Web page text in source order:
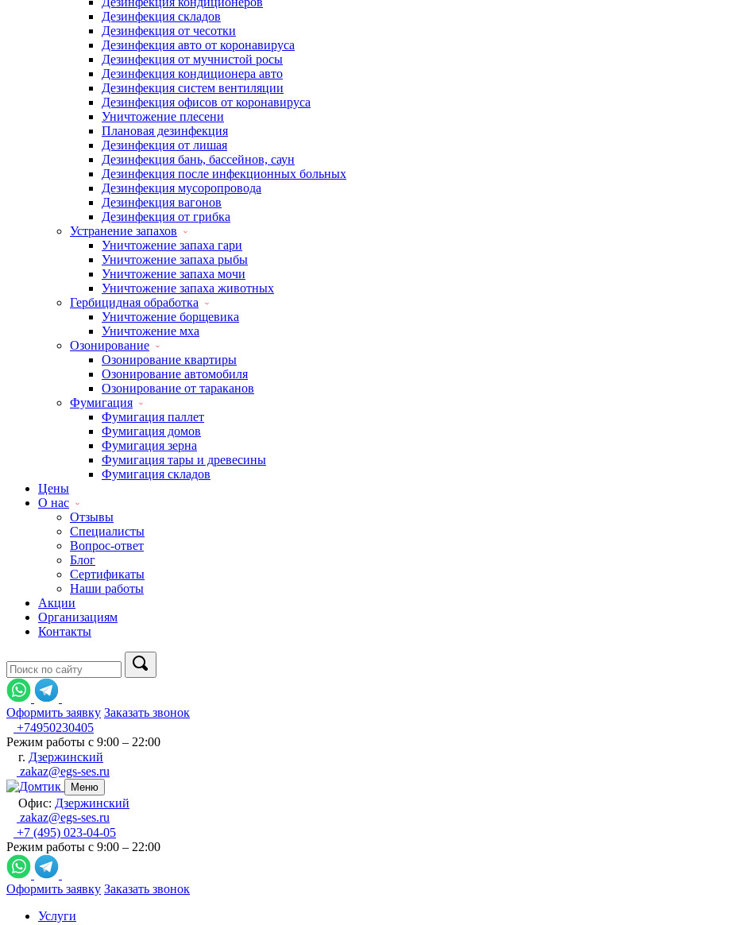
Дезинфекция складов
Дезинфекция от чесотки
Дезинфекция авто от коронавируса
Дезинфекция от мучнистой росы
Дезинфекция кондиционера авто
Дезинфекция систем вентиляции
Дезинфекция офисов от коронавируса
Уничтожение плесени
Плановая дезинфекция
Дезинфекция от лишая
Дезинфекция бань, бассейнов, саун
Дезинфекция после инфекционных больных
Дезинфекция мусоропровода
Дезинфекция вагонов
Дезинфекция от грибка
Устранение запахов
Уничтожение запаха гари
Уничтожение запаха рыбы
Уничтожение запаха мочи
Уничтожение запаха животных
Гербицидная обработка
Уничтожение борщевика
Уничтожение мха
Озонирование
Озонирование квартиры
Озонирование автомобиля
Озонирование от тараканов
Фумигация
Фумигация паллет
Фумигация домов
Фумигация зерна
Фумигация тары и древесины
Фумигация складов
Цены
О нас
Отзывы
Специалисты
Вопрос-ответ
Блог
Сертификаты
Наши работы
Акции
Организациям
Контакты
Оформить заявку Заказать звонок
+74950230405
Режим работы с 9:00 – 22:00
г. Дзержинский
zakaz@egs-ses.ru
Меню
Офис: Дзержинский
zakaz@egs-ses.ru
+7 (495) 023-04-05
Режим работы с 9:00 – 22:00
Оформить заявку Заказать звонок
Услуги